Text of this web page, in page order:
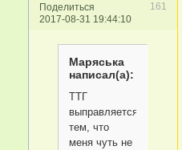
Поделиться
161
2017-08-31 19:44:10
Маряська
написал(а):
ТТГ
выправляется
тем, что
меня чуть не